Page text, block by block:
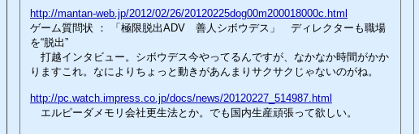
http://mantan-web.jp/2012/02/26/20120225dog00m200018000c.html
ゲーム質問状 ： 「極限脱出ADV 善人シボウデス」 ディレクターも職場
を“脱出”
打越インタビュー。シボウデス今やってるんですが、なかなか時間がかか
りますこれ。なによりちょっと動きがあんまりサクサクじゃないのがね。
http://pc.watch.impress.co.jp/docs/news/20120227_514987.html
エルピーダメモリ会社更生法とか。でも国内生産頑張って欲しい。